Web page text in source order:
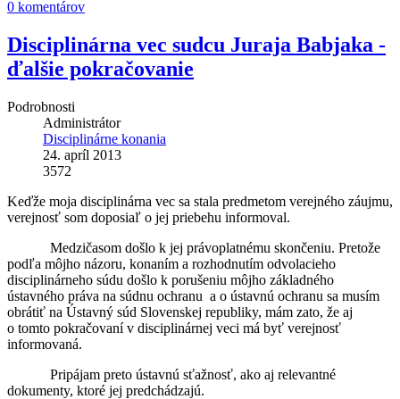
0 komentárov
Disciplinárna vec sudcu Juraja Babjaka -
ďalšie pokračovanie
Podrobnosti
Administrátor
Disciplinárne konania
24. apríl 2013
3572
Keďže moja disciplinárna vec sa stala predmetom verejného záujmu,
verejnosť som doposiaľ o jej priebehu informoval.
Medzičasom došlo k jej právoplatnému skončeniu. Pretože
podľa môjho názoru, konaním a rozhodnutím odvolacieho
disciplinárneho súdu došlo k porušeniu môjho základného
ústavného práva na súdnu ochranu a o ústavnú ochranu sa musím
obrátiť na Ústavný súd Slovenskej republiky, mám zato, že aj
o tomto pokračovaní v disciplinárnej veci má byť verejnosť
informovaná.
Pripájam preto ústavnú sťažnosť, ako aj relevantné
dokumenty, ktoré jej predchádzajú.